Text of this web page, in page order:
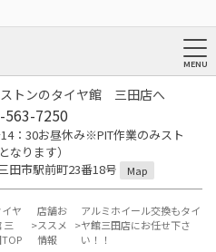
トンのタイヤ館 三田店へ
563-7250
：30お昼休み※PIT作業のみスト
なります）
市駅前町23番18号
Map
ヤ
三
店舗お
ススメ
情報
アルミホイール交換もタイ
ヤ館三田店にお任せ下さ
い！！